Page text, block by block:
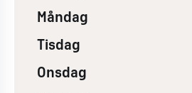
Måndag
Tisdag
Onsdag